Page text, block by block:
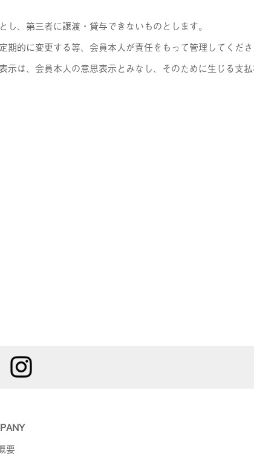
、第三者に譲渡・貸与できないものとします。
的に変更する等、会員本人が責任をもって管理してくださ
示は、会員本人の意思表示とみなし、そのために生じる支
要